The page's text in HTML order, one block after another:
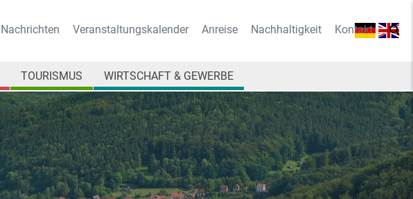
Nachrichten Veranstaltungskalender Anreise Nachhaltigkeit Kontakt
TOURISMUS WIRTSCHAFT & GEWERBE